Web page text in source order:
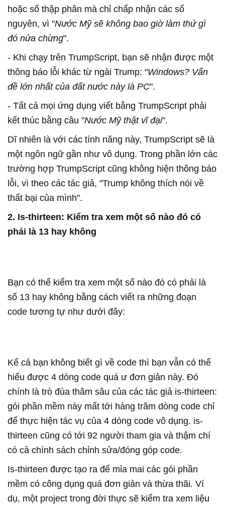
hoặc số thập phân mà chỉ chấp nhận các số
nguyên, vì "Nước Mỹ sẽ không bao giờ làm thứ gì
đó nửa chừng".
- Khi chạy trên TrumpScript, bạn sẽ nhận được một
thông báo lỗi khác từ ngài Trump: "Windows? Vấn
đề lớn nhất của đất nước này là PC".
- Tất cả mọi ứng dụng viết bằng TrumpScript phải
kết thúc bằng câu "Nước Mỹ thật vĩ đại".
Dĩ nhiên là với các tính năng này, TrumpScript sẽ là
một ngôn ngữ gần như vô dụng. Trong phần lớn các
trường hợp TrumpScript cũng không hiện thông báo
lỗi, vì theo các tác giả, "Trump không thích nói về
thất bại của mình".
2. Is-thirteen: Kiểm tra xem một số nào đó có
phải là 13 hay không
Bạn có thể kiểm tra xem một số nào đó có phải là
số 13 hay không bằng cách viết ra những đoạn
code tương tự như dưới đây:
Kể cả bạn không biết gì về code thì bạn vẫn có thể
hiểu được 4 dòng code quá ư đơn giản này. Đó
chính là trò đùa thâm sâu của các tác giả is-thirteen:
gói phần mềm này mất tới hàng trăm dòng code chỉ
để thực hiện tác vụ của 4 dòng code vô dụng. is-
thirteen cũng có tới 92 người tham gia và thậm chí
có cả chính sách chỉnh sửa/đóng góp code.
Is-thirteen được tạo ra để mỉa mai các gói phần
mềm có công dụng quá đơn giản và thừa thãi. Ví
dụ, một project trong đời thực sẽ kiểm tra xem liệu